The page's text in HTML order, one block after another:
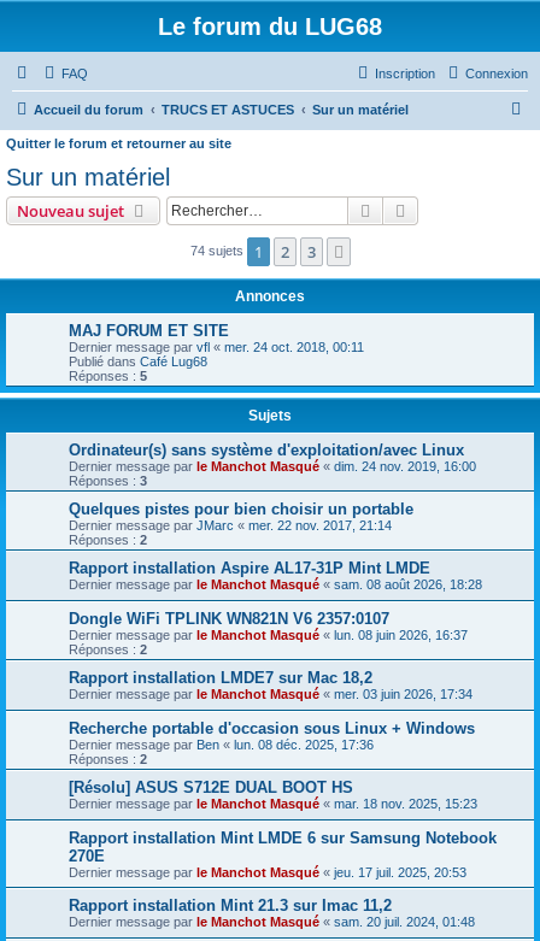
Le forum du LUG68
FAQ Connexion
Inscription
Accueil du forum TRUCS ET ASTUCES Sur un matériel
c
h
Quitter le forum et retourner au site
Sur un matériel
Nouveau sujet Rechercher
74 sujets 1 2 3
Annonces
MAJ FORUM ET SITE
Dernier message par vfl « mer. 24 oct. 2018, 00:11
Publié dans Café Lug68
Réponses : 5
Sujets
Ordinateur(s) sans système d'exploitation/avec Linux
Dernier message par le Manchot Masqué « dim. 24 nov. 2019, 16:00
Réponses : 3
Quelques pistes pour bien choisir un portable
Dernier message par JMarc « mer. 22 nov. 2017, 21:14
Réponses : 2
Rapport installation Aspire AL17-31P Mint LMDE
Dernier message par le Manchot Masqué « sam. 08 août 2026, 18:28
Dongle WiFi TPLINK WN821N V6 2357:0107
Dernier message par le Manchot Masqué « lun. 08 juin 2026, 16:37
Réponses : 2
Rapport installation LMDE7 sur Mac 18,2
Dernier message par le Manchot Masqué « mer. 03 juin 2026, 17:34
Recherche portable d'occasion sous Linux + Windows
Dernier message par Ben « lun. 08 déc. 2025, 17:36
Réponses : 2
[Résolu] ASUS S712E DUAL BOOT HS
Dernier message par le Manchot Masqué « mar. 18 nov. 2025, 15:23
Rapport installation Mint LMDE 6 sur Samsung Notebook
270E
Dernier message par le Manchot Masqué « jeu. 17 juil. 2025, 20:53
Rapport installation Mint 21.3 sur Imac 11,2
Dernier message par le Manchot Masqué « sam. 20 juil. 2024, 01:48